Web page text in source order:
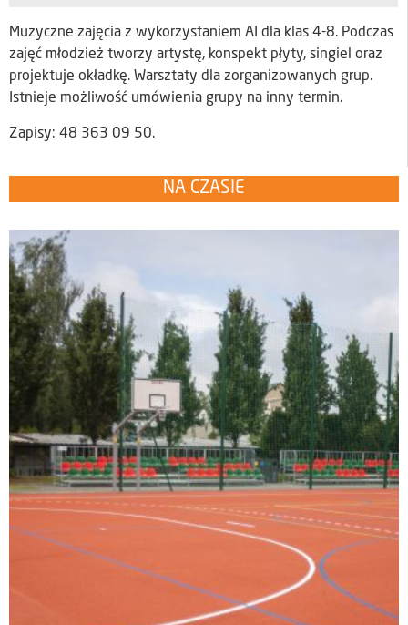
Muzyczne zajęcia z wykorzystaniem AI dla klas 4-8. Podczas
zajęć młodzież tworzy artystę, konspekt płyty, singiel oraz
projektuje okładkę. Warsztaty dla zorganizowanych grup.
Istnieje możliwość umówienia grupy na inny termin.
Zapisy: 48 363 09 50.
NA CZASIE